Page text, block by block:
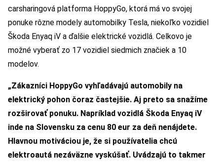
carsharingová platforma HoppyGo, ktorá má vo svojej
ponuke rôzne modely automobilky Tesla, niekoľko vozidiel
Škoda Enyaq iV a ďalšie elektrické vozidlá. Celkovo je
možné vyberať zo 17 vozidiel siedmich značiek a 10
modelov.
„Zákazníci HoppyGo vyhľadávajú automobily na
elektrický pohon čoraz častejšie. Aj preto sa snažíme
rozširovať ponuku. Napríklad vozidlá Škoda Enyaq iV
inde na Slovensku za cenu 80 eur za deň nenájdete.
Hlavnou motiváciou je, že si používatelia chcú
elektroautá nezáväzne vyskúšať. Uvádzajú to takmer